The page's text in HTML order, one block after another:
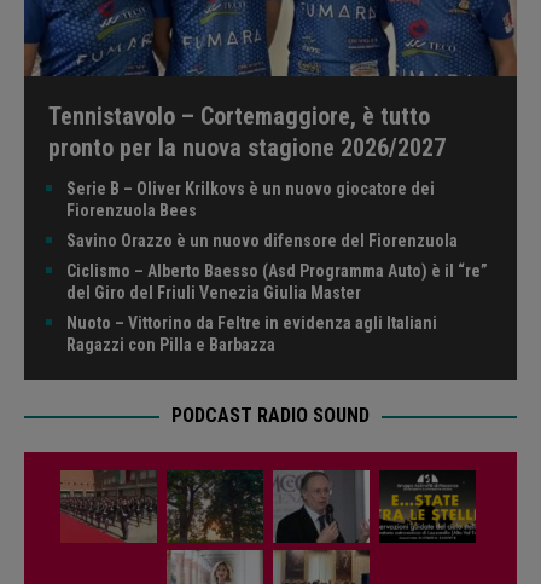
Tennistavolo – Cortemaggiore, è tutto
pronto per la nuova stagione 2026/2027
Serie B – Oliver Krilkovs è un nuovo giocatore dei
Fiorenzuola Bees
Savino Orazzo è un nuovo difensore del Fiorenzuola
Ciclismo – Alberto Baesso (Asd Programma Auto) è il “re”
del Giro del Friuli Venezia Giulia Master
Nuoto – Vittorino da Feltre in evidenza agli Italiani
Ragazzi con Pilla e Barbazza
PODCAST RADIO SOUND